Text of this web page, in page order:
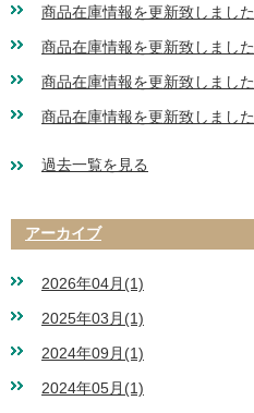
商品在庫情報を更新致しました
商品在庫情報を更新致しました
商品在庫情報を更新致しました
商品在庫情報を更新致しました
過去一覧を見る
アーカイブ
2026年04月(1)
2025年03月(1)
2024年09月(1)
2024年05月(1)